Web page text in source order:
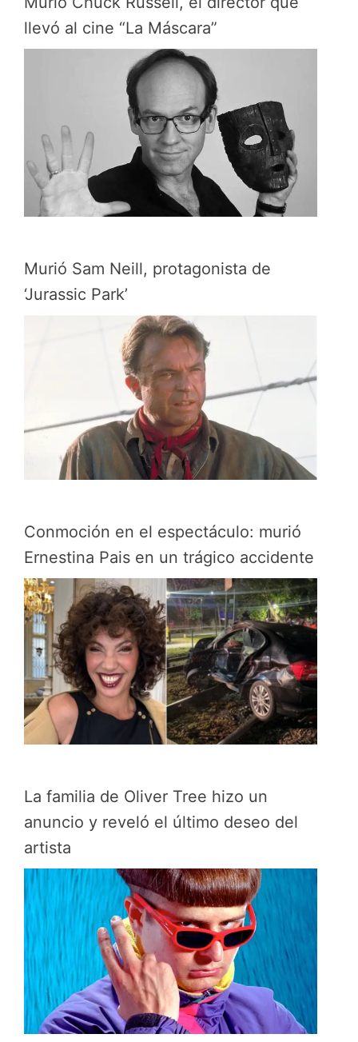
llevó al cine “La Máscara”
Murió Sam Neill, protagonista de
‘Jurassic Park’
Conmoción en el espectáculo: murió
Ernestina Pais en un trágico accidente
La familia de Oliver Tree hizo un
anuncio y reveló el último deseo del
artista